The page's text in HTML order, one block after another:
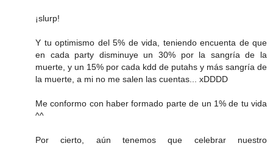
¡slurp!
Y tu optimismo del 5% de vida, teniendo encuenta de que
en cada party disminuye un 30% por la sangría de la
muerte, y un 15% por cada kdd de putahs y más sangría de
la muerte, a mi no me salen las cuentas... xDDDD
Me conformo con haber formado parte de un 1% de tu vida
^^
Por cierto, aún tenemos que celebrar nuestro